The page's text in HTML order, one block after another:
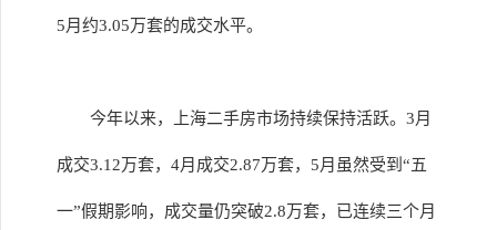
5月约3.05万套的成交水平。
今年以来，上海二手房市场持续保持活跃。3月
成交3.12万套，4月成交2.87万套，5月虽然受到“五
一”假期影响，成交量仍突破2.8万套，已连续三个月